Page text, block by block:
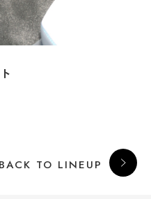
BACK TO LINEUP